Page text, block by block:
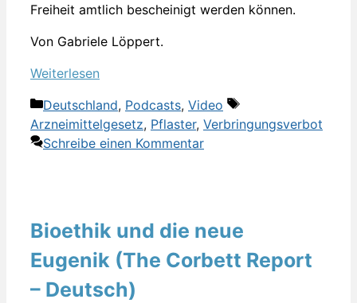
Freiheit amtlich bescheinigt werden können.
Von Gabriele Löppert.
Weiterlesen
Kategorien
Deutschland, Podcasts, Video
Schlagwörter
Arzneimittelgesetz, Pflaster, Verbringungsverbot
Schreibe einen Kommentar
Bioethik und die neue
Eugenik (The Corbett Report
– Deutsch)